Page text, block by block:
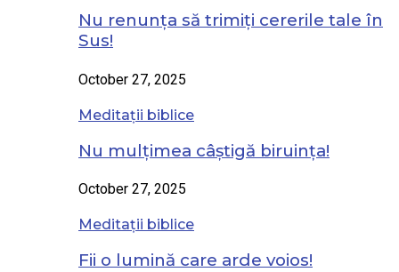
Nu renunța să trimiți cererile tale în
Sus!
October 27, 2025
Meditații biblice
Nu mulțimea câștigă biruința!
October 27, 2025
Meditații biblice
Fii o lumină care arde voios!